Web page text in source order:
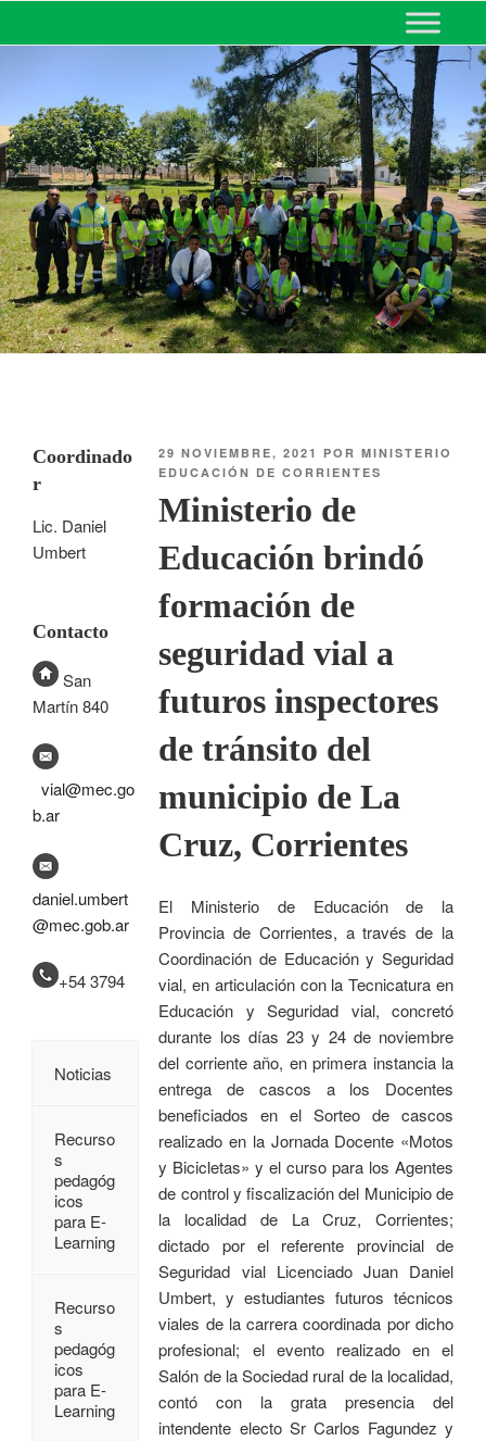
MINISTERIO DE EDUCACIÓN
DE CORRIENTES
29 NOVIEMBRE, 2021 PORMINISTERIO
EDUCACIÓN DE CORRIENTES
Ministerio de
Educación brindó
formación de
seguridad vial a
futuros inspectores
de tránsito del
municipio de La
Cruz, Corrientes
El Ministerio de Educación de la
Provincia de Corrientes, a través de la
Coordinación de Educación y Seguridad
vial, en articulación con la Tecnicatura en
Educación y Seguridad vial, concretó
durante los días 23 y 24 de noviembre
del corriente año, en primera instancia la
entrega de cascos a los Docentes
beneficiados en el Sorteo de cascos
realizado en la Jornada Docente «Motos
y Bicicletas» y el curso para los Agentes
de control y fiscalización del Municipio de
la localidad de La Cruz, Corrientes;
dictado por el referente provincial de
Seguridad vial Licenciado Juan Daniel
Umbert, y estudiantes futuros técnicos
viales de la carrera coordinada por dicho
profesional; el evento realizado en el
Salón de la Sociedad rural de la localidad,
contó con la grata presencia del
intendente electo Sr Carlos Fagundez y
Coordinado
r
Lic. Daniel
Umbert
Contacto
San
Martín 840
vial@mec.go
b.ar
daniel.umbert
@mec.gob.ar
+54 3794
Noticias
Recurso
s
pedagóg
icos
para E-
Learning
Recurso
s
pedagóg
icos
para E-
Learning